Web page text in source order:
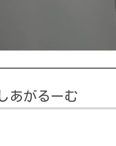
あがるーむ